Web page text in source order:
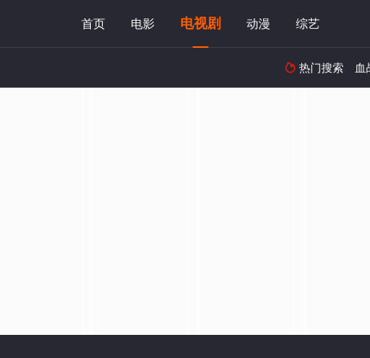
首页 电影 电视剧 动漫 综艺
 热门搜索 血